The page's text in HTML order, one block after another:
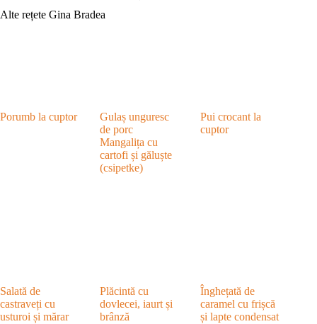
Alte rețete Gina Bradea
Porumb la cuptor
Gulaș unguresc
de porc
Mangalița cu
cartofi și găluște
(csipetke)
Pui crocant la
cuptor
Salată de
castraveți cu
usturoi și mărar
Plăcintă cu
dovlecei, iaurt și
brânză
Înghețată de
caramel cu frișcă
și lapte condensat